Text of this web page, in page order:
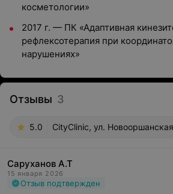
косметологии»
2017 г. — ПК «Адаптивная
рефлексотерапия при
нарушениях»
Отзывы 3
5.0 CityClinic, ул.
Саруханов А.Т
15 января 2026
Отзыв подтвержден